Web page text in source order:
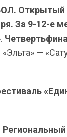
Открытый
За 9-12-е
«Эльта» —